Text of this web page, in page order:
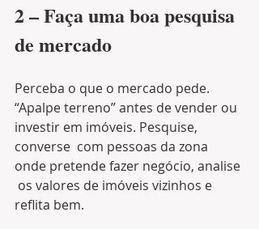
2 – Faça uma boa pesquisa
de mercado
Perceba o que o mercado pede.
“Apalpe terreno” antes de vender ou
investir em imóveis. Pesquise,
converse  com pessoas da zona
onde pretende fazer negócio, analise
os valores de imóveis vizinhos e
reflita bem.